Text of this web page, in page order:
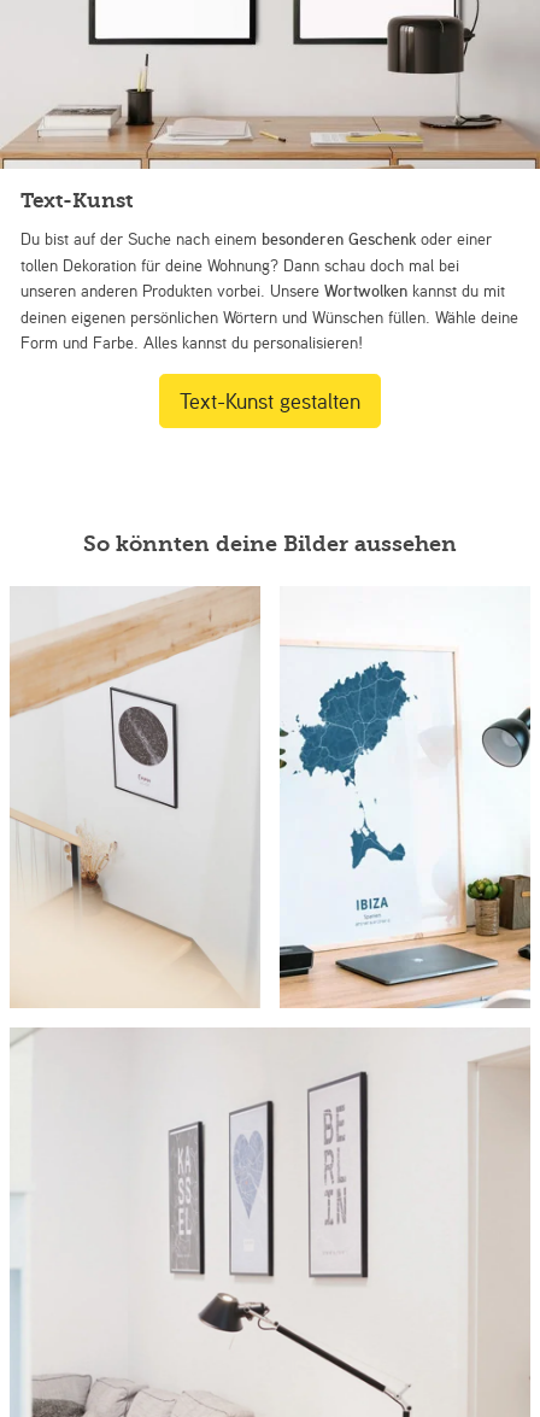
Text-Kunst
Du bist auf der Suche nach einem besonderen Geschenk oder einer
tollen Dekoration für deine Wohnung? Dann schau doch mal bei
unseren anderen Produkten vorbei. UnsereWortwolken kannst du mit
deinen eigenen persönlichen Wörtern und Wünschen füllen. Wähle deine
Form und Farbe. Alles kannst du personalisieren!
Text-Kunst gestalten
So könnten deine Bilder aussehen